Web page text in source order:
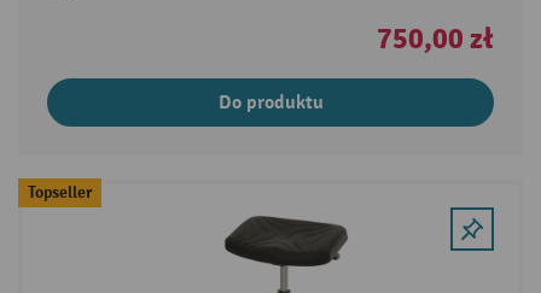
750,00 zł
Do produktu
Topseller